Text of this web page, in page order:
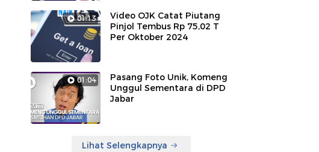
01:13
Video OJK Catat Piutang
Pinjol Tembus Rp 75,02 T
Per Oktober 2024
01:04
Pasang Foto Unik, Komeng
Unggul Sementara di DPD
Jabar
Lihat Selengkapnya